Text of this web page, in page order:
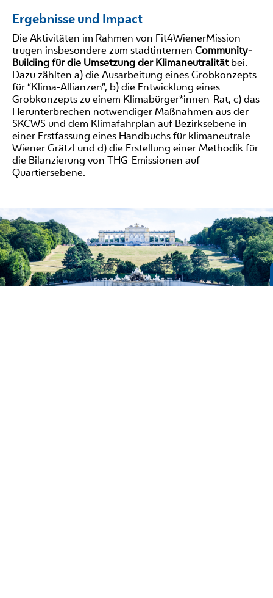
Ergebnisse und Impact
Die Aktivitäten im Rahmen von Fit4WienerMission
trugen insbesondere zum stadtinternen Community-
Building für die Umsetzung der Klimaneutralitätbei.
Dazu zählten a) die Ausarbeitung eines Grobkonzepts
für “Klima-Allianzen”, b) die Entwicklung eines
Grobkonzepts zu einem Klimabürger*innen-Rat, c) das
Herunterbrechen notwendiger Maßnahmen aus der
SKCWS und dem Klimafahrplan auf Bezirksebene in
einer Erstfassung eines Handbuchs für klimaneutrale
Wiener Grätzl und d) die Erstellung einer Methodik für
die Bilanzierung von THG-Emissionen auf
Quartiersebene.